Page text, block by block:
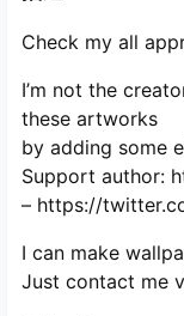
Check my all
I’m not the
these artworks
by adding some
Support author:
– https://
I can make
Just contact me